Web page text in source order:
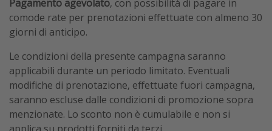
Pagamento agevolato, con possibilità di pagare in
comode rate per prenotazioni effettuate con almeno 30
giorni di anticipo.
Le condizioni della presente campagna saranno
applicabili durante un periodo limitato. Eventuali
modifiche di prenotazione, effettuate fuori campagna,
saranno escluse dalle condizioni di promozione sopra
menzionate. Lo sconto non è cumulabile e non si